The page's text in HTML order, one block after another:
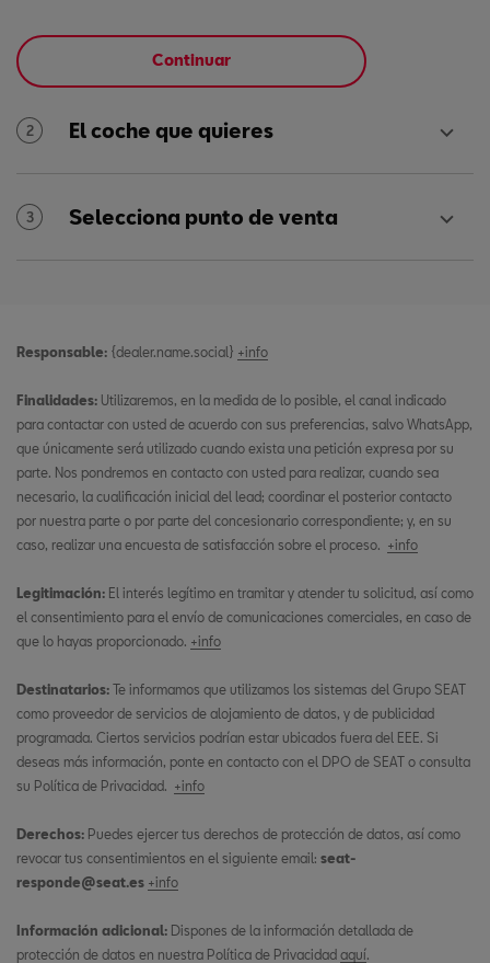
Continuar
2 El coche que quieres
3 Selecciona punto de venta
Responsable: {dealer.name.social} +info
Finalidades: Utilizaremos, en la medida de lo posible, el canal indicado
para contactar con usted de acuerdo con sus preferencias, salvo WhatsApp,
que únicamente será utilizado cuando exista una petición expresa por su
parte. Nos pondremos en contacto con usted para realizar, cuando sea
necesario, la cualificación inicial del lead; coordinar el posterior contacto
por nuestra parte o por parte del concesionario correspondiente; y, en su
caso, realizar una encuesta de satisfacción sobre el proceso. +info
Legitimación: El interés legítimo en tramitar y atender tu solicitud, así como
el consentimiento para el envío de comunicaciones comerciales, en caso de
que lo hayas proporcionado. +info
Destinatarios: Te informamos que utilizamos los sistemas del Grupo SEAT
como proveedor de servicios de alojamiento de datos, y de publicidad
programada. Ciertos servicios podrían estar ubicados fuera del EEE. Si
deseas más información, ponte en contacto con el DPO de SEAT o consulta
su Política de Privacidad. +info
Derechos: Puedes ejercer tus derechos de protección de datos, así como
revocar tus consentimientos en el siguiente email: seat-
responde@seat.es +info
Información adicional: Dispones de la información detallada de
protección de datos en nuestra Política de Privacidad aquí